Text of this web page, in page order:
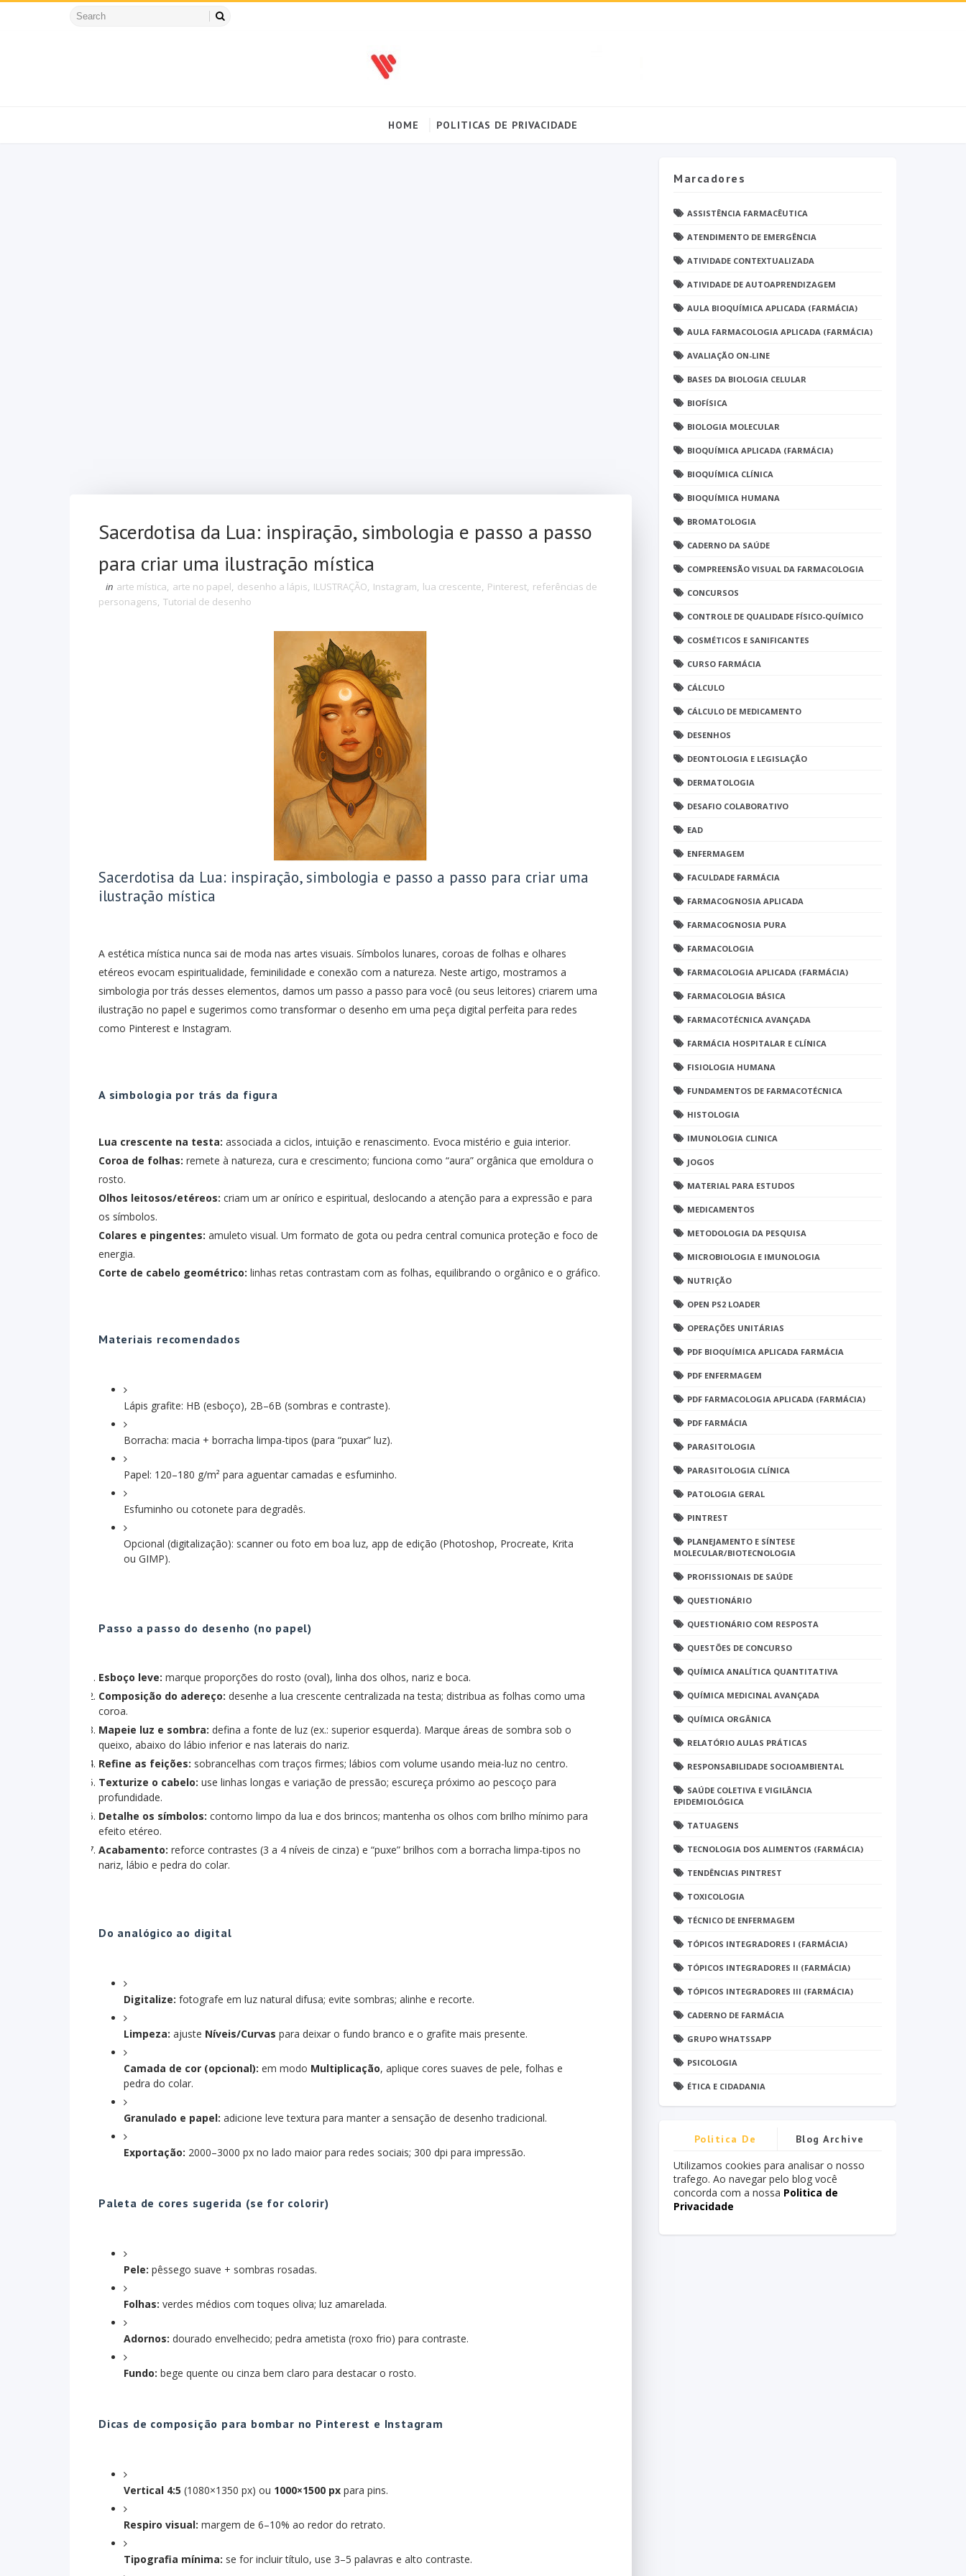
HOME POLITICAS DE PRIVACIDADE
Sacerdotisa da Lua: inspiração, simbologia e passo a passo
para criar uma ilustração mística
in arte mística, arte no papel, desenho a lápis, ILUSTRAÇÃO, Instagram, lua crescente, Pinterest, referências de
personagens, Tutorial de desenho
Sacerdotisa da Lua: inspiração, simbologia e passo a passo para criar uma
ilustração mística
A estética mística nunca sai de moda nas artes visuais. Símbolos lunares, coroas de folhas e olhares
etéreos evocam espiritualidade, feminilidade e conexão com a natureza. Neste artigo, mostramos a
simbologia por trás desses elementos, damos um passo a passo para você (ou seus leitores) criarem uma
ilustração no papel e sugerimos como transformar o desenho em uma peça digital perfeita para redes
como Pinterest e Instagram.
A simbologia por trás da figura
Lua crescente na testa: associada a ciclos, intuição e renascimento. Evoca mistério e guia interior.
Coroa de folhas: remete à natureza, cura e crescimento; funciona como “aura” orgânica que emoldura o
rosto.
Olhos leitosos/etéreos: criam um ar onírico e espiritual, deslocando a atenção para a expressão e para
os símbolos.
Colares e pingentes: amuleto visual. Um formato de gota ou pedra central comunica proteção e foco de
energia.
Corte de cabelo geométrico: linhas retas contrastam com as folhas, equilibrando o orgânico e o gráfico.
Materiais recomendados
Lápis grafite: HB (esboço), 2B–6B (sombras e contraste).
Borracha: macia + borracha limpa-tipos (para “puxar” luz).
Papel: 120–180 g/m² para aguentar camadas e esfuminho.
Esfuminho ou cotonete para degradês.
Opcional (digitalização): scanner ou foto em boa luz, app de edição (Photoshop, Procreate, Krita
ou GIMP).
Passo a passo do desenho (no papel)
Esboço leve: marque proporções do rosto (oval), linha dos olhos, nariz e boca.
Composição do adereço: desenhe a lua crescente centralizada na testa; distribua as folhas como uma
coroa.
Mapeie luz e sombra: defina a fonte de luz (ex.: superior esquerda). Marque áreas de sombra sob o
queixo, abaixo do lábio inferior e nas laterais do nariz.
Refine as feições: sobrancelhas com traços firmes; lábios com volume usando meia-luz no centro.
Texturize o cabelo: use linhas longas e variação de pressão; escureça próximo ao pescoço para
profundidade.
Detalhe os símbolos: contorno limpo da lua e dos brincos; mantenha os olhos com brilho mínimo para
efeito etéreo.
Acabamento: reforce contrastes (3 a 4 níveis de cinza) e “puxe” brilhos com a borracha limpa-tipos no
nariz, lábio e pedra do colar.
Do analógico ao digital
Digitalize: fotografe em luz natural difusa; evite sombras; alinhe e recorte.
Limpeza: ajuste Níveis/Curvas para deixar o fundo branco e o grafite mais presente.
Camada de cor (opcional): em modo Multiplicação, aplique cores suaves de pele, folhas e
pedra do colar.
Granulado e papel: adicione leve textura para manter a sensação de desenho tradicional.
Exportação: 2000–3000 px no lado maior para redes sociais; 300 dpi para impressão.
Paleta de cores sugerida (se for colorir)
Pele: pêssego suave + sombras rosadas.
Folhas: verdes médios com toques oliva; luz amarelada.
Adornos: dourado envelhecido; pedra ametista (roxo frio) para contraste.
Fundo: bege quente ou cinza bem claro para destacar o rosto.
Dicas de composição para bombar no Pinterest e Instagram
Vertical 4:5 (1080×1350 px) ou 1000×1500 px para pins.
Respiro visual: margem de 6–10% ao redor do retrato.
Tipografia mínima: se for incluir título, use 3–5 palavras e alto contraste.
Marcadores
ASSISTÊNCIA FARMACÊUTICA
ATENDIMENTO DE EMERGÊNCIA
ATIVIDADE CONTEXTUALIZADA
ATIVIDADE DE AUTOAPRENDIZAGEM
AULA BIOQUÍMICA APLICADA (FARMÁCIA)
AULA FARMACOLOGIA APLICADA (FARMÁCIA)
AVALIAÇÃO ON-LINE
BASES DA BIOLOGIA CELULAR
BIOFÍSICA
BIOLOGIA MOLECULAR
BIOQUÍMICA APLICADA (FARMÁCIA)
BIOQUÍMICA CLÍNICA
BIOQUÍMICA HUMANA
BROMATOLOGIA
CADERNO DA SAÚDE
COMPREENSÃO VISUAL DA FARMACOLOGIA
CONCURSOS
CONTROLE DE QUALIDADE FÍSICO-QUÍMICO
COSMÉTICOS E SANIFICANTES
CURSO FARMÁCIA
CÁLCULO
CÁLCULO DE MEDICAMENTO
DESENHOS
DEONTOLOGIA E LEGISLAÇÃO
DERMATOLOGIA
DESAFIO COLABORATIVO
EAD
ENFERMAGEM
FACULDADE FARMÁCIA
FARMACOGNOSIA APLICADA
FARMACOGNOSIA PURA
FARMACOLOGIA
FARMACOLOGIA APLICADA (FARMÁCIA)
FARMACOLOGIA BÁSICA
FARMACOTÉCNICA AVANÇADA
FARMÁCIA HOSPITALAR E CLÍNICA
FISIOLOGIA HUMANA
FUNDAMENTOS DE FARMACOTÉCNICA
HISTOLOGIA
IMUNOLOGIA CLINICA
JOGOS
MATERIAL PARA ESTUDOS
MEDICAMENTOS
METODOLOGIA DA PESQUISA
MICROBIOLOGIA E IMUNOLOGIA
NUTRIÇÃO
OPEN PS2 LOADER
OPERAÇÕES UNITÁRIAS
PDF BIOQUÍMICA APLICADA FARMÁCIA
PDF ENFERMAGEM
PDF FARMACOLOGIA APLICADA (FARMÁCIA)
PDF FARMÁCIA
PARASITOLOGIA
PARASITOLOGIA CLÍNICA
PATOLOGIA GERAL
PINTREST
PLANEJAMENTO E SÍNTESE
MOLECULAR/BIOTECNOLOGIA
PROFISSIONAIS DE SAÚDE
QUESTIONÁRIO
QUESTIONÁRIO COM RESPOSTA
QUESTÕES DE CONCURSO
QUÍMICA ANALÍTICA QUANTITATIVA
QUÍMICA MEDICINAL AVANÇADA
QUÍMICA ORGÂNICA
RELATÓRIO AULAS PRÁTICAS
RESPONSABILIDADE SOCIOAMBIENTAL
SAÚDE COLETIVA E VIGILÂNCIA
EPIDEMIOLÓGICA
TATUAGENS
TECNOLOGIA DOS ALIMENTOS (FARMÁCIA)
TENDÊNCIAS PINTREST
TOXICOLOGIA
TÉCNICO DE ENFERMAGEM
TÓPICOS INTEGRADORES I (FARMÁCIA)
TÓPICOS INTEGRADORES II (FARMÁCIA)
TÓPICOS INTEGRADORES III (FARMÁCIA)
CADERNO DE FARMÁCIA
GRUPO WHATSSAPP
PSICOLOGIA
ÉTICA E CIDADANIA
Politica De
Privacidade
Blog Archive
Utilizamos cookies para analisar o nosso
trafego. Ao navegar pelo blog você
concorda com a nossa Politica de
Privacidade